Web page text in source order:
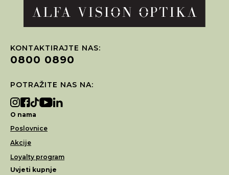
KONTAKTIRAJTE NAS:
0800 0890
POTRAŽITE NAS NA:
O nama
Poslovnice
Akcije
Loyalty program
Uvjeti kupnje